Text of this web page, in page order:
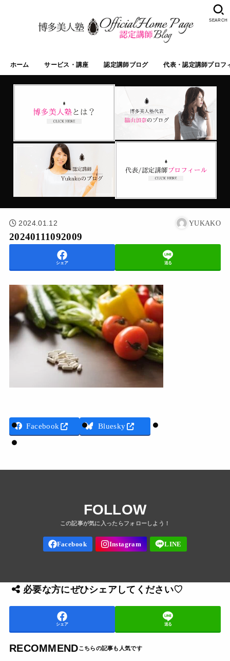
ホーム サービス・講座 認定講師ブログ 代表・認定講師プロフ
SEARCH
2024.01.12 YUKAKO
20240111092009
シェア 送る
Facebook Bluesky
FOLLOW
必要な方にぜひシェアしてください♡
シェア 送る
RECOMMEND